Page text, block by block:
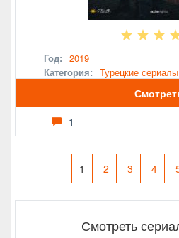
Год: 2019
Категория: Турецкие сериалы
1
1 2 3 4
Смотреть